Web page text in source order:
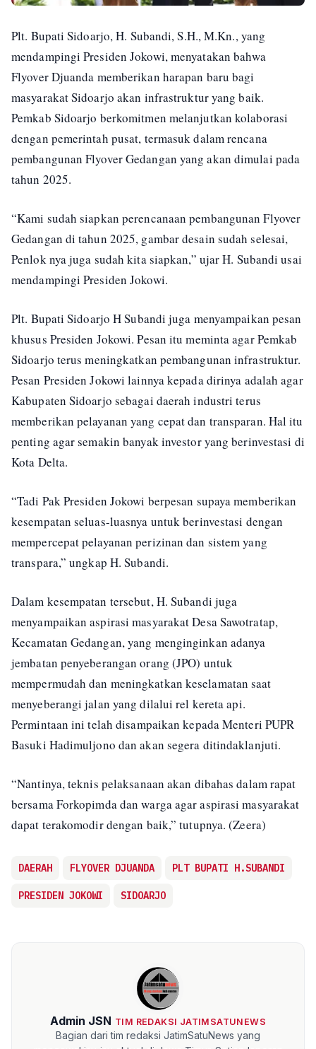
Plt. Bupati Sidoarjo, H. Subandi, S.H., M.Kn., yang
mendampingi Presiden Jokowi, menyatakan bahwa
Flyover Djuanda memberikan harapan baru bagi
masyarakat Sidoarjo akan infrastruktur yang baik.
Pemkab Sidoarjo berkomitmen melanjutkan kolaborasi
dengan pemerintah pusat, termasuk dalam rencana
pembangunan Flyover Gedangan yang akan dimulai pada
tahun 2025.
“Kami sudah siapkan perencanaan pembangunan Flyover
Gedangan di tahun 2025, gambar desain sudah selesai,
Penlok nya juga sudah kita siapkan,” ujar H. Subandi usai
mendampingi Presiden Jokowi.
Plt. Bupati Sidoarjo H Subandi juga menyampaikan pesan
khusus Presiden Jokowi. Pesan itu meminta agar Pemkab
Sidoarjo terus meningkatkan pembangunan infrastruktur.
Pesan Presiden Jokowi lainnya kepada dirinya adalah agar
Kabupaten Sidoarjo sebagai daerah industri terus
memberikan pelayanan yang cepat dan transparan. Hal itu
penting agar semakin banyak investor yang berinvestasi di
Kota Delta.
“Tadi Pak Presiden Jokowi berpesan supaya memberikan
kesempatan seluas-luasnya untuk berinvestasi dengan
mempercepat pelayanan perizinan dan sistem yang
transpara,” ungkap H. Subandi.
Dalam kesempatan tersebut, H. Subandi juga
menyampaikan aspirasi masyarakat Desa Sawotratap,
Kecamatan Gedangan, yang menginginkan adanya
jembatan penyeberangan orang (JPO) untuk
mempermudah dan meningkatkan keselamatan saat
menyeberangi jalan yang dilalui rel kereta api.
Permintaan ini telah disampaikan kepada Menteri PUPR
Basuki Hadimuljono dan akan segera ditindaklanjuti.
“Nantinya, teknis pelaksanaan akan dibahas dalam rapat
bersama Forkopimda dan warga agar aspirasi masyarakat
dapat terakomodir dengan baik,” tutupnya. (Zeera)
DAERAH FLYOVER DJUANDA PLT BUPATI H.SUBANDI
PRESIDEN JOKOWI SIDOARJO
Admin JSN TIM REDAKSI JATIMSATUNEWS
Bagian dari tim redaksi JatimSatuNews yang